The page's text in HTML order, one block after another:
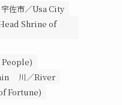
宇佐市／Usa City
Shrine of
People)
川／River
Fortune)